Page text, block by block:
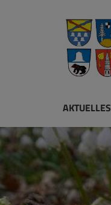
AKTUELLES